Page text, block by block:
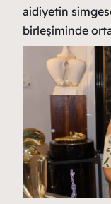
aidiyetin
birleşiminde